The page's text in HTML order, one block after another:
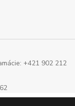
+421 902 212